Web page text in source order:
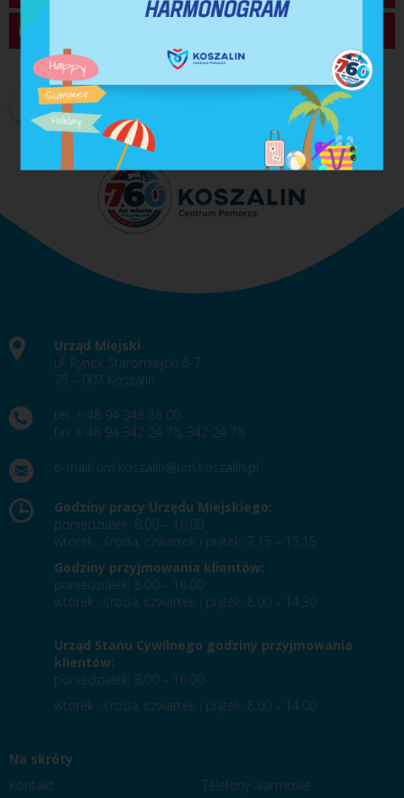
Fotorelacja
DRUKUJ PDF
Urząd Miejski
ul. Rynek Staromiejski 6-7
75 – 007 Koszalin
tel. + 48 94 348 86 00
fax + 48 94 342 24 78, 342 24 78
e-mail: um.koszalin@um.koszalin.pl
Godziny pracy Urzędu Miejskiego:
poniedziałek: 8.00 – 16.00
wtorek , środa, czwartek i piątek: 7.15 – 15.15
Godziny przyjmowania klientów:
poniedziałek: 8.00 – 16.00
wtorek , środa, czwartek i piątek: 8.00 – 14.30
Urząd Stanu Cywilnego godziny przyjmowania
klientów:
poniedziałek: 8.00 – 16.00
wtorek , środa, czwartek i piątek: 8.00 – 14.00
Na skróty
Kontakt
Telefony alarmowe